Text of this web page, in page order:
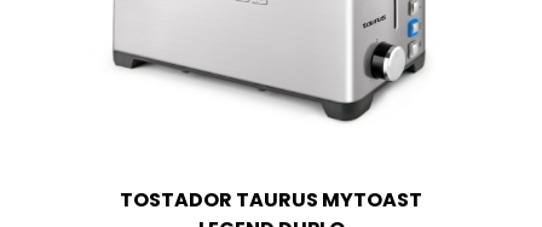
TOSTADOR TAURUS MYTOAST